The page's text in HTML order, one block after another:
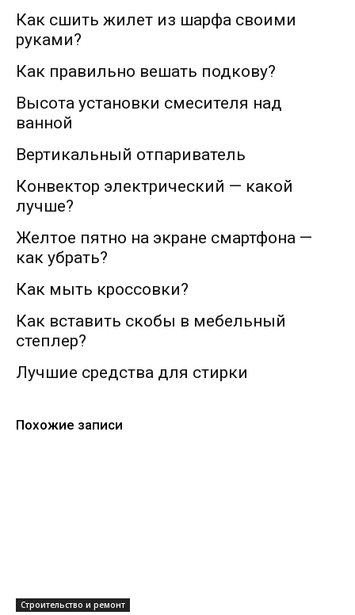
Как сшить жилет из шарфа своими
руками?
Как правильно вешать подкову?
Высота установки смесителя над
ванной
Вертикальный отпариватель
Конвектор электрический — какой
лучше?
Желтое пятно на экране смартфона —
как убрать?
Как мыть кроссовки?
Как вставить скобы в мебельный
степлер?
Лучшие средства для стирки
Похожие записи
Строительство и ремонт